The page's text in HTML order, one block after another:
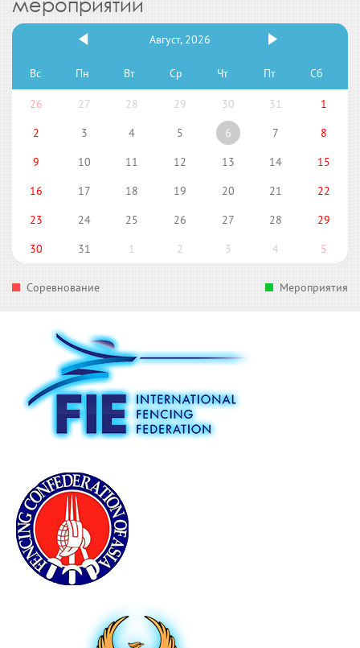
Август, 2026
Вс Пн Вт Ср Чт Пт Сб
26 27 28 29 30 31
1
2
3 4 5 6 7
8
9
10 11 12 13 14
15
16
17 18 19 20 21
22
23
24 25 26 27 28
29
30
31 1 2 3 4 5
Соревнование Мероприятия